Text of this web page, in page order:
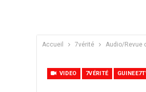
Accueil 7vérité Audio/Revue
VIDEO 7VÉRITÉ